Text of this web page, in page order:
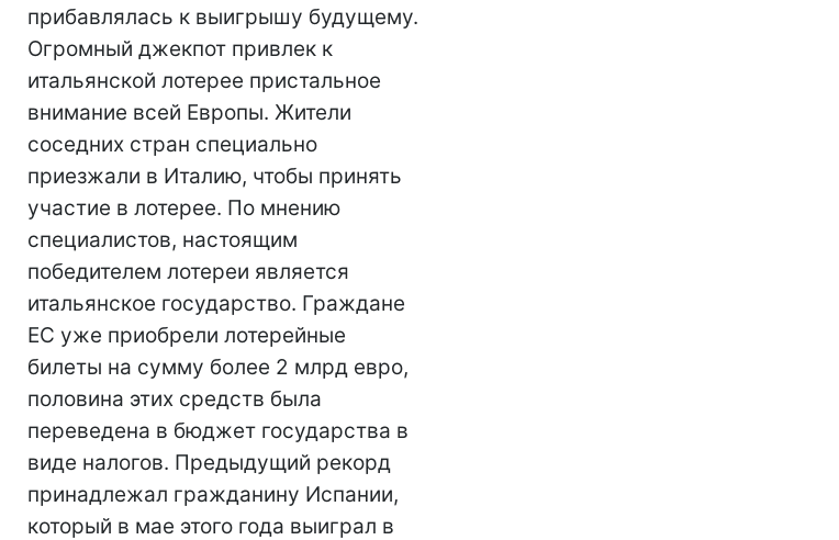
прибавлялась к выигрышу будущему.
Огромный джекпот привлек к
итальянской лотерее пристальное
внимание всей Европы. Жители
соседних стран специально
приезжали в Италию, чтобы принять
участие в лотерее. По мнению
специалистов, настоящим
победителем лотереи является
итальянское государство. Граждане
ЕС уже приобрели лотерейные
билеты на сумму более 2 млрд евро,
половина этих средств была
переведена в бюджет государства в
виде налогов. Предыдущий рекорд
принадлежал гражданину Испании,
который в мае этого года выиграл в